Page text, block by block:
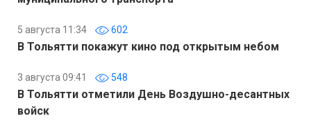
5 августа 11:34 602
В Тольятти покажут кино под открытым небом
3 августа 09:41 548
В Тольятти отметили День Воздушно-десантных
войск